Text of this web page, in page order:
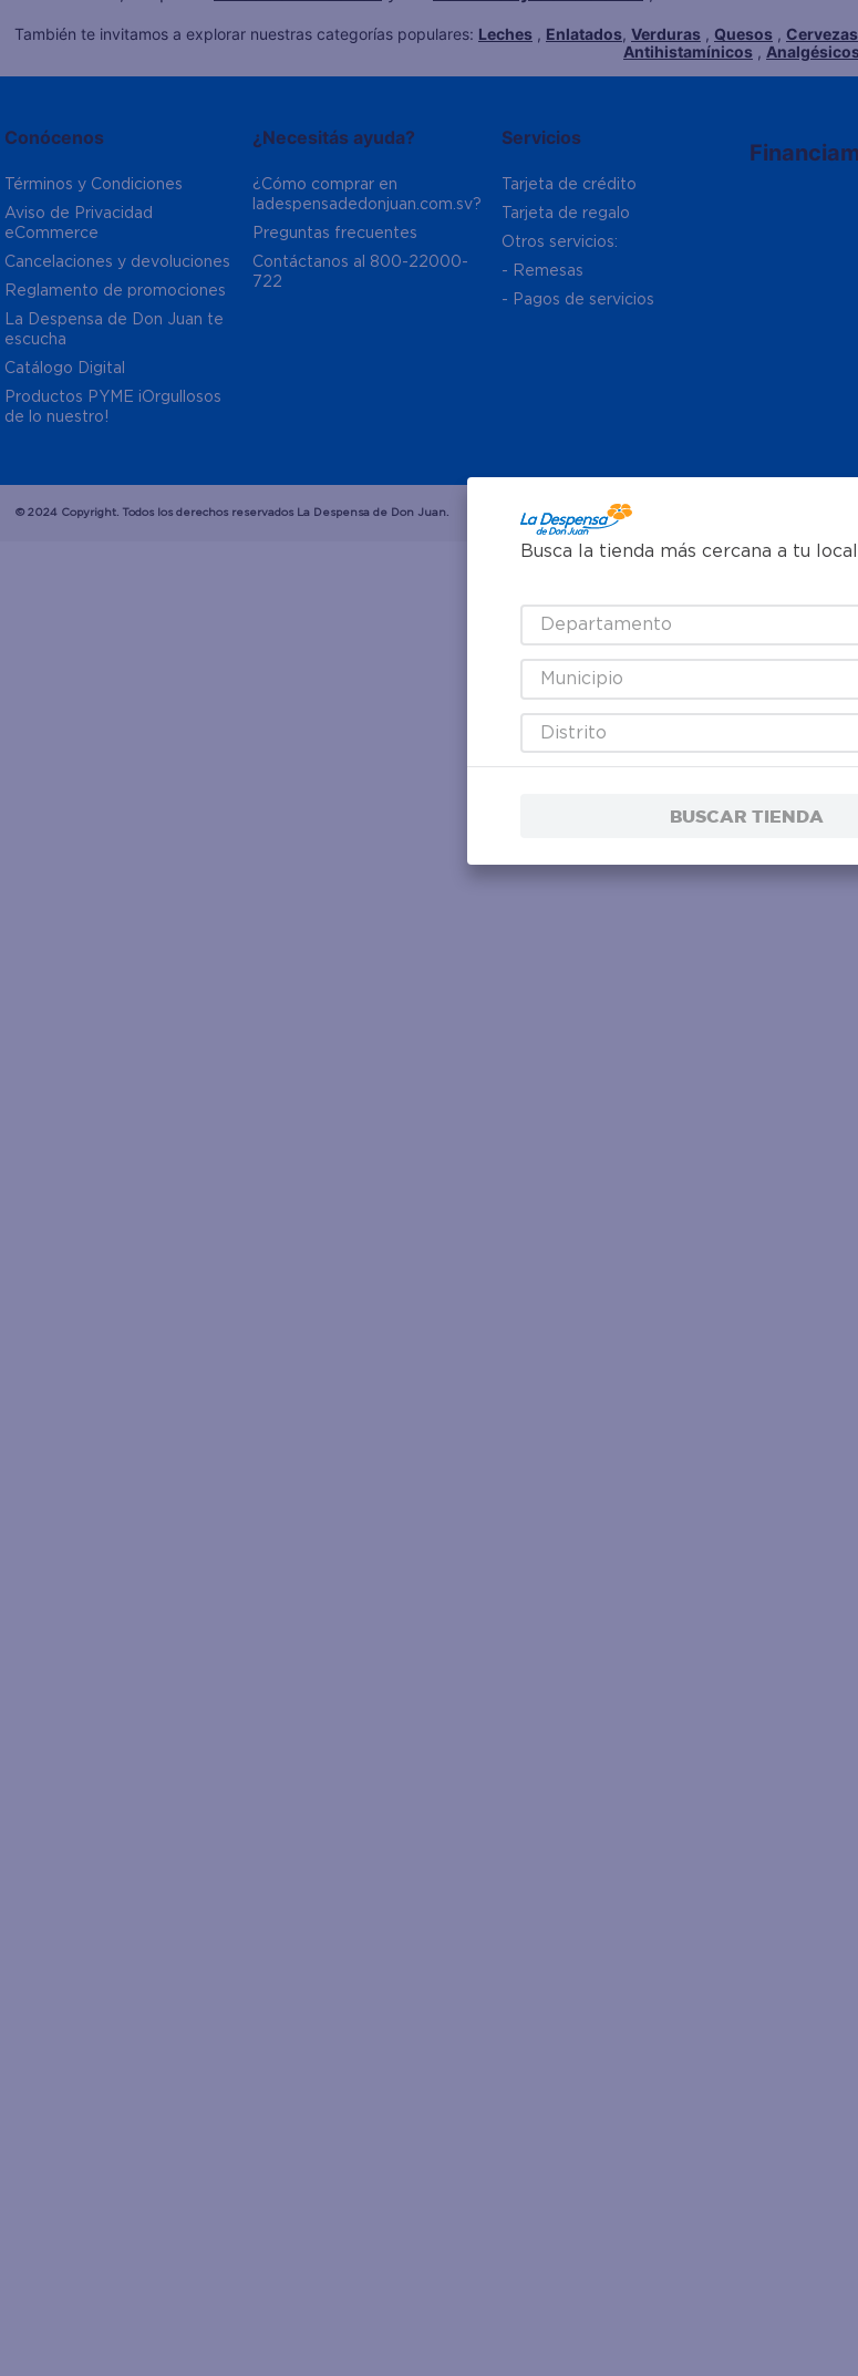
También te invitamos a explorar nuestras categorías populares: Leches , Enlatados, Verduras , Quesos , Cervezas
Antihistamínicos ,
Conócenos
Términos y Condiciones
Aviso de Privacidad
eCommerce
Cancelaciones y devoluciones
Reglamento de promociones
La Despensa de Don Juan te
escucha
Catálogo Digital
Productos PYME ¡Orgullosos
de lo nuestro!
¿Necesitás ayuda?
¿Cómo comprar en
ladespensadedonjuan.com.sv?
Preguntas frecuentes
Contáctanos al 800-22000-
722
Servicios
Tarjeta de crédito
Tarjeta de regalo
Otros servicios:
- Remesas
- Pagos de servicios
© 2024 Copyright. Todos los derechos reservados La Despensa de Don Juan.
Busca la tienda más cercana a tu
Departamento
Municipio
Distrito
BUSCAR TIENDA